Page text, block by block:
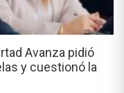
Avanza pidió
y cuestionó la